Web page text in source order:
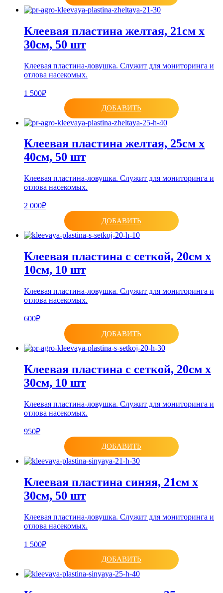
Клеевая пластина желтая, 21см х
30см, 50 шт
Клеевая пластина-ловушка. Служит для мониторинга и
отлова насекомых.
1 500₽
ДОБАВИТЬ
Клеевая пластина желтая, 25см х
40см, 50 шт
Клеевая пластина-ловушка. Служит для мониторинга и
отлова насекомых.
2 000₽
ДОБАВИТЬ
Клеевая пластина с сеткой, 20см х
10см, 10 шт
Клеевая пластина-ловушка. Служит для мониторинга и
отлова насекомых.
600₽
ДОБАВИТЬ
Клеевая пластина с сеткой, 20см х
30см, 10 шт
Клеевая пластина-ловушка. Служит для мониторинга и
отлова насекомых.
950₽
ДОБАВИТЬ
Клеевая пластина синяя, 21см х
30см, 50 шт
Клеевая пластина-ловушка. Служит для мониторинга и
отлова насекомых.
1 500₽
ДОБАВИТЬ